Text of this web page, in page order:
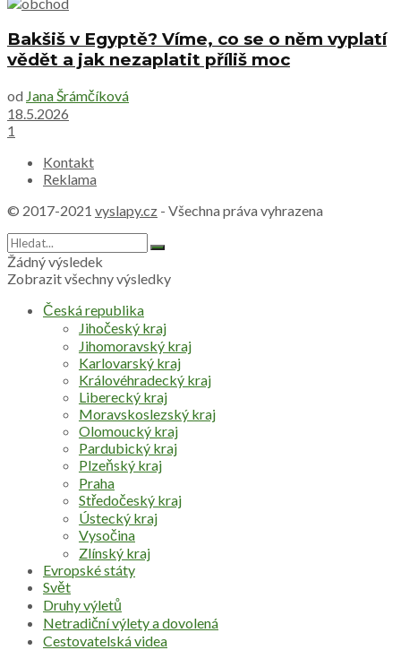
Bakšiš v Egyptě? Víme, co se o něm vyplatí
vědět a jak nezaplatit příliš moc
od Jana Šrámčíková
18.5.2026
1
Kontakt
Reklama
© 2017-2021 vyslapy.cz - Všechna práva vyhrazena
Žádný výsledek
Zobrazit všechny výsledky
Česká republika
Jihočeský kraj
Jihomoravský kraj
Karlovarský kraj
Královéhradecký kraj
Liberecký kraj
Moravskoslezský kraj
Olomoucký kraj
Pardubický kraj
Plzeňský kraj
Praha
Středočeský kraj
Ústecký kraj
Vysočina
Zlínský kraj
Evropské státy
Svět
Druhy výletů
Netradiční výlety a dovolená
Cestovatelská videa